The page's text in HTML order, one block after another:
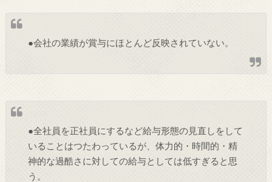
●会社の業績が賞与にほとんど反映されていない。
●全社員を正社員にするなど給与形態の見直しをして
いることはつたわっているが、体力的・時間的・精
神的な過酷さに対しての給与としては低すぎると思
う。